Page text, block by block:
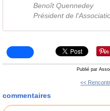
Benoît Quennedey
Président de
Publié par
<<
commentaires